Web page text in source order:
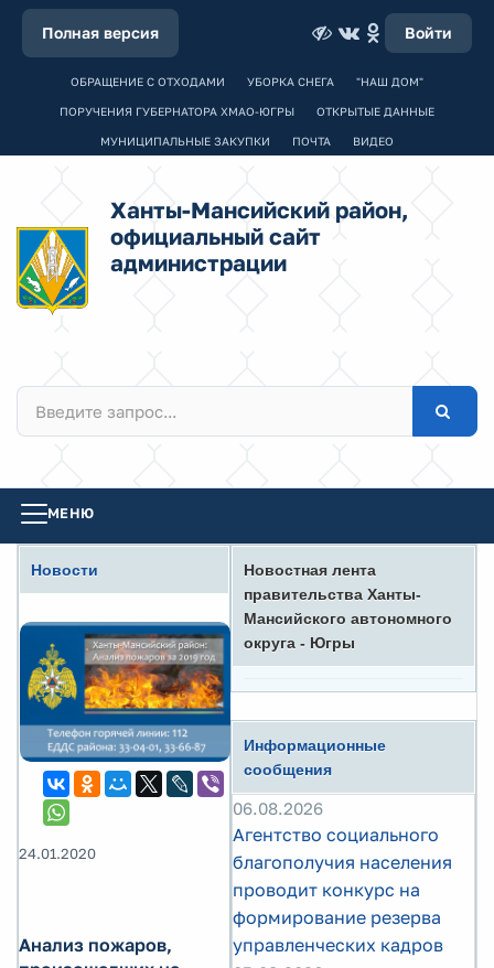
Полная версия Войти
ОБРАЩЕНИЕ С ОТХОДАМИ УБОРКА СНЕГА "НАШ ДОМ"
ПОРУЧЕНИЯ ГУБЕРНАТОРА ХМАО-ЮГРЫ ОТКРЫТЫЕ ДАННЫЕ
МУНИЦИПАЛЬНЫЕ ЗАКУПКИ ПОЧТА ВИДЕО
Ханты-Мансийский район,
официальный сайт
администрации
МЕНЮ
Новости
24.01.2020
Анализ пожаров,
Новостная лента
правительства Ханты-
Мансийского автономного
округа - Югры
Информационные
сообщения
06.08.2026
Агентство социального
благополучия населения
проводит конкурс на
формирование резерва
управленческих кадров